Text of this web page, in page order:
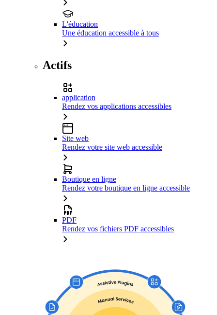
L'éducation
Une éducation accessible à tous
Actifs
application
Rendez vos applications accessibles
Site web
Rendez votre site web accessible
Boutique en ligne
Rendez votre boutique en ligne accessible
PDF
Rendez vos fichiers PDF accessibles